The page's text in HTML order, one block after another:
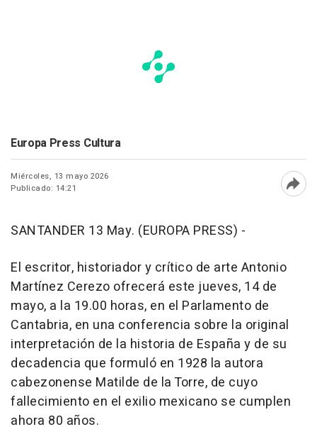
Europa Press Cultura
Miércoles, 13 mayo 2026
Publicado: 14:21
SANTANDER 13 May. (EUROPA PRESS) -
El escritor, historiador y crítico de arte Antonio
Martínez Cerezo ofrecerá este jueves, 14 de
mayo, a la 19.00 horas, en el Parlamento de
Cantabria, en una conferencia sobre la original
interpretación de la historia de España y de su
decadencia que formuló en 1928 la autora
cabezonense Matilde de la Torre, de cuyo
fallecimiento en el exilio mexicano se cumplen
ahora 80 años.